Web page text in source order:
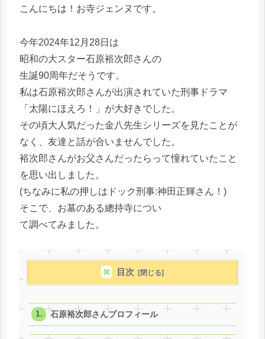
こんにちは！お寺ジェンヌです。
今年2024年12月28日は
昭和の大スター石原裕次郎さんの
生誕90周年だそうです。
私は石原裕次郎さんが出演されていた刑事ドラマ
「太陽にほえろ！
」が大好きでした。
その頃大人気だった金八先生シリーズを見たことが
なく、 友達と話が合いませんでした。
裕次郎さんがお父さんだったらって憧れていたこと
を思い出しました 。
(ちなみに私の押しはドック刑事:神田正輝さん！)
そこで、お墓のある總持寺につい
て調べてみました。
目次
石原裕次郎さんプロフィール